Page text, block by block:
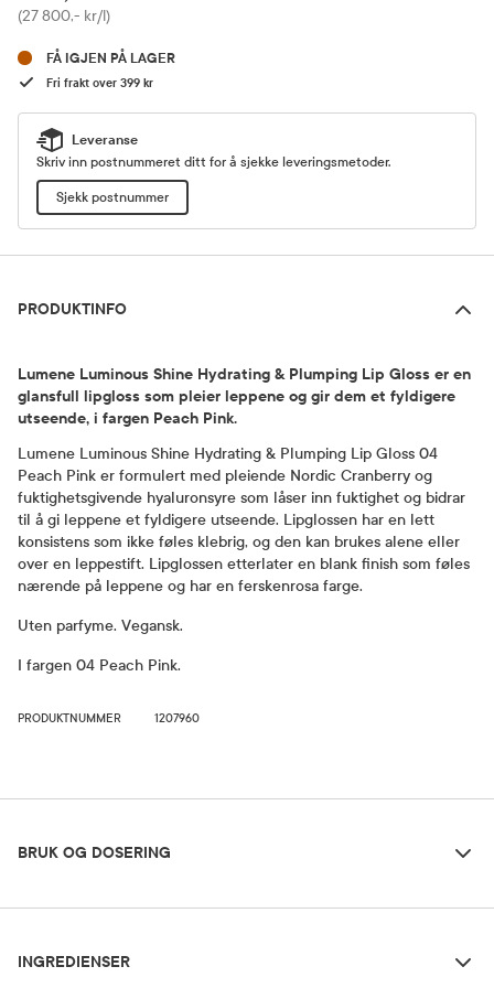
Pris
(27 800,- kr/l)
FÅ IGJEN PÅ LAGER
Fri frakt over 399 kr
Leveranse
Skriv inn postnummeret ditt for å sjekke leveringsmetoder.
Sjekk postnummer
PRODUKTINFO
Lumene Luminous Shine Hydrating & Plumping Lip Gloss er en
glansfull lipgloss som pleier leppene og gir dem et fyldigere
utseende, i fargen Peach Pink.
Lumene Luminous Shine Hydrating & Plumping Lip Gloss 04
Peach Pink er formulert med pleiende Nordic Cranberry og
fuktighetsgivende hyaluronsyre som låser inn fuktighet og bidrar
til å gi leppene et fyldigere utseende. Lipglossen har en lett
konsistens som ikke føles klebrig, og den kan brukes alene eller
over en leppestift. Lipglossen etterlater en blank finish som føles
nærende på leppene og har en ferskenrosa farge.
Uten parfyme. Vegansk.
I fargen 04 Peach Pink.
PRODUKTNUMMER 1207960
BRUK OG DOSERING
Rom (15-25 grader)
INGREDIENSER